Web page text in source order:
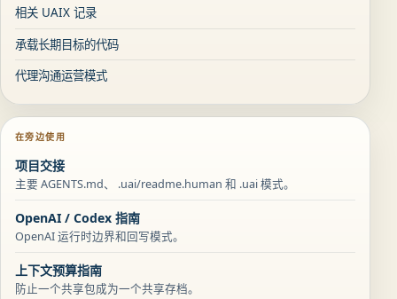
相关 UAIX 记录
承载长期目标的代码
代理沟通运营模式
在旁边使用
项目交接
主要 AGENTS.md、 .uai/readme.human 和 .uai 模式。
OpenAI / Codex 指南
OpenAI 运行时边界和回写模式。
上下文预算指南
防止一个共享包成为一个共享存档。